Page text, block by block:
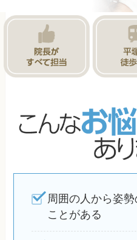
周囲の人から姿
ことがある